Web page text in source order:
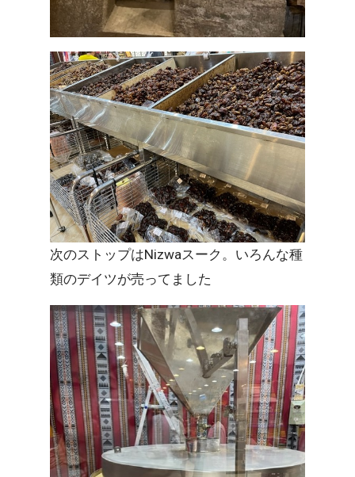
次のストップはNizwaスーク。いろんな種
類のデイツが売ってました